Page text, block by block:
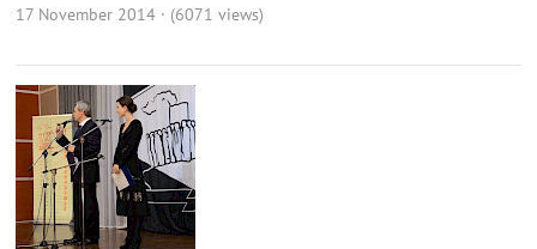
17 November 2014 · (6071 views)